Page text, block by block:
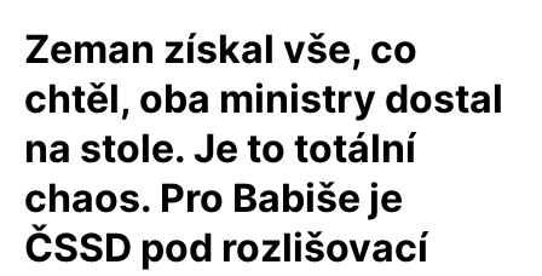
Zeman získal vše, co
chtěl, oba ministry dostal
na stole. Je to totální
chaos. Pro Babiše je
ČSSD pod rozlišovací